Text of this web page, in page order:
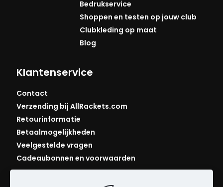
Bedrukservice
Shoppen en testen op jouw club
Clubkleding op maat
Blog
Klantenservice
Contact
Verzending bij AllRackets.com
Retourinformatie
Betaalmogelijkheden
Veelgestelde vragen
Cadeaubonnen en voorwaarden